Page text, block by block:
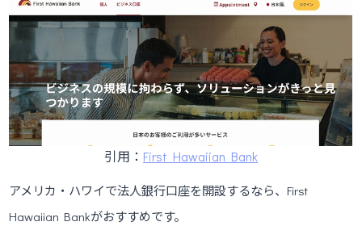
引用： First Hawaiian Bank
アメリカ・ハワイで法人銀行口座を開設するなら、First
Hawaiian Bankがおすすめです。